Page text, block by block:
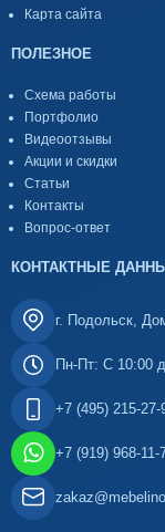
Карта сайта
ПОЛЕЗНОЕ
Схема работы
Портфолио
Видеоотзывы
Акции и скидки
Статьи
Контакты
Вопрос-ответ
КОНТАКТНЫЕ
г. Подольск,
Пн-Пт: С 10:00
+7 (495) 215-27-
+7 (919) 968-11-